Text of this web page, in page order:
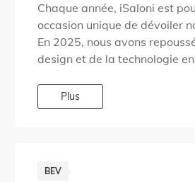
Chaque année, iSaloni est
occasion unique de dévoiler
En 2025, nous avons
design et de la technologie
questions […]
Plus
BEV